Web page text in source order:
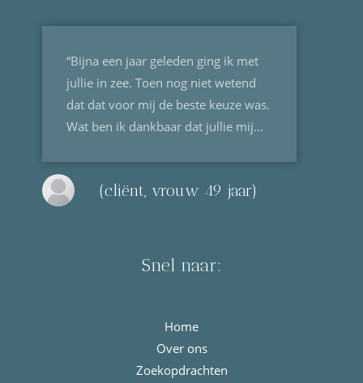
“Bijna een jaar geleden ging ik met
jullie in zee. Toen nog niet wetend
dat dat voor mij de beste keuze was.
Wat ben ik dankbaar dat jullie mij...
(cliënt, vrouw 49 jaar)
Snel naar:
Home
Over ons
Zoekopdrachten